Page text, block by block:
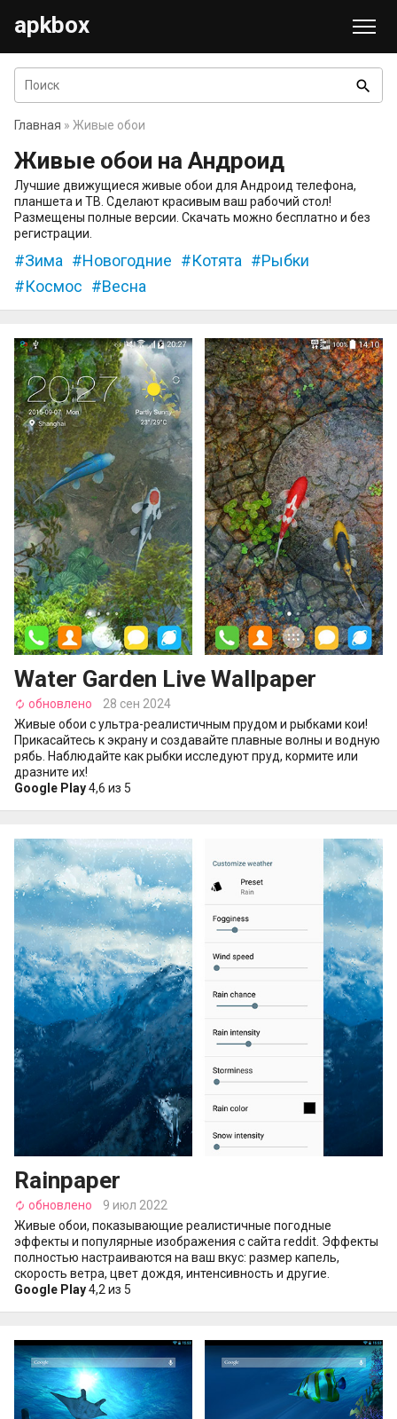
apkbox
search
Главная » Живые обои
Живые обои на Андроид
Лучшие движущиеся живые обои для Андроид телефона,
планшета и ТВ. Сделают красивым ваш рабочий стол!
Размещены полные версии. Скачать можно бесплатно и без
регистрации.
Зима Новогодние Котята
Рыбки
Космос
Весна
Water Garden Live Wallpaper
autorenew обновлено
28 сен 2024
Живые обои с ультра-реалистичным прудом и рыбками кои!
Прикасайтесь к экрану и создавайте плавные волны и водную
рябь. Наблюдайте как рыбки исследуют пруд, кормите или
дразните их!
Google Play4,6 из 5
Rainpaper
autorenew обновлено
9 июл 2022
Живые обои, показывающие реалистичные погодные
эффекты и популярные изображения с сайта reddit. Эффекты
полностью настраиваются на ваш вкус: размер капель,
скорость ветра, цвет дождя, интенсивность и другие.
Google Play4,2 из 5